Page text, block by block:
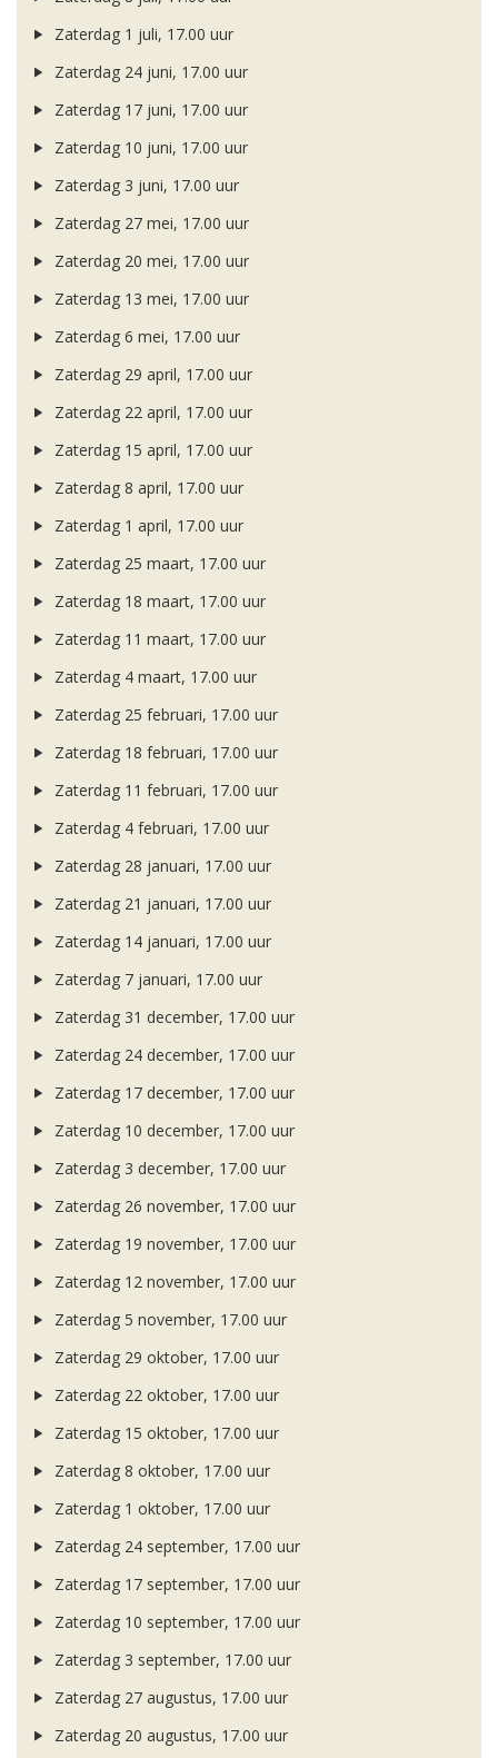
Zaterdag 1 juli, 17.00 uur
Zaterdag 24 juni, 17.00 uur
Zaterdag 17 juni, 17.00 uur
Zaterdag 10 juni, 17.00 uur
Zaterdag 3 juni, 17.00 uur
Zaterdag 27 mei, 17.00 uur
Zaterdag 20 mei, 17.00 uur
Zaterdag 13 mei, 17.00 uur
Zaterdag 6 mei, 17.00 uur
Zaterdag 29 april, 17.00 uur
Zaterdag 22 april, 17.00 uur
Zaterdag 15 april, 17.00 uur
Zaterdag 8 april, 17.00 uur
Zaterdag 1 april, 17.00 uur
Zaterdag 25 maart, 17.00 uur
Zaterdag 18 maart, 17.00 uur
Zaterdag 11 maart, 17.00 uur
Zaterdag 4 maart, 17.00 uur
Zaterdag 25 februari, 17.00 uur
Zaterdag 18 februari, 17.00 uur
Zaterdag 11 februari, 17.00 uur
Zaterdag 4 februari, 17.00 uur
Zaterdag 28 januari, 17.00 uur
Zaterdag 21 januari, 17.00 uur
Zaterdag 14 januari, 17.00 uur
Zaterdag 7 januari, 17.00 uur
Zaterdag 31 december, 17.00 uur
Zaterdag 24 december, 17.00 uur
Zaterdag 17 december, 17.00 uur
Zaterdag 10 december, 17.00 uur
Zaterdag 3 december, 17.00 uur
Zaterdag 26 november, 17.00 uur
Zaterdag 19 november, 17.00 uur
Zaterdag 12 november, 17.00 uur
Zaterdag 5 november, 17.00 uur
Zaterdag 29 oktober, 17.00 uur
Zaterdag 22 oktober, 17.00 uur
Zaterdag 15 oktober, 17.00 uur
Zaterdag 8 oktober, 17.00 uur
Zaterdag 1 oktober, 17.00 uur
Zaterdag 24 september, 17.00 uur
Zaterdag 17 september, 17.00 uur
Zaterdag 10 september, 17.00 uur
Zaterdag 3 september, 17.00 uur
Zaterdag 27 augustus, 17.00 uur
Zaterdag 20 augustus, 17.00 uur